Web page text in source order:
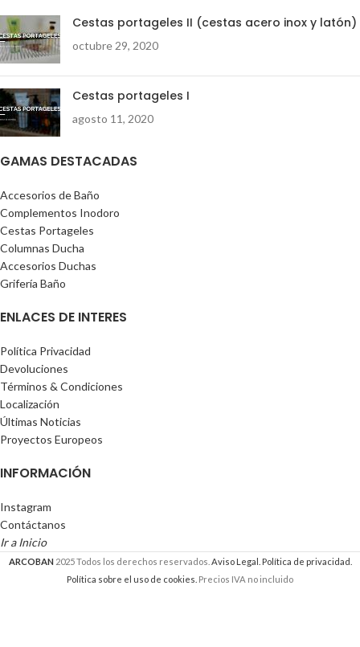
Cestas portageles II (cestas acero inox y latón)
octubre 29, 2020
Cestas portageles I
agosto 11, 2020
GAMAS DESTACADAS
Accesorios de Baño
Complementos Inodoro
Cestas Portageles
Columnas Ducha
Accesorios Duchas
Grifería Baño
ENLACES DE INTERES
Política Privacidad
Devoluciones
Términos & Condiciones
Localización
Últimas Noticias
Proyectos Europeos
INFORMACIÓN
Instagram
Contáctanos
Ir a Inicio
ARCOBAN 2025 Todos los derechos reservados. Aviso Legal. Política de privacidad.
Política sobre el uso de cookies. Precios IVA no incluido